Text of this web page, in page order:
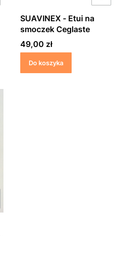
SUAVINEX - Etui na
smoczek Ceglaste
Cena
49,00 zł
Do koszyka